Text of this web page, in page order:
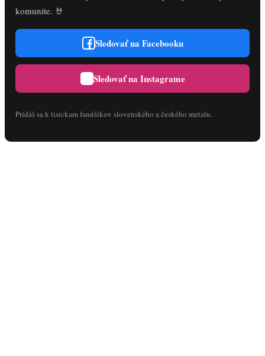
komunite. 🤘
Sledovať na Facebooku
Sledovať na Instagrame
Pridáš sa k tisíckam fanúšikov slovenského a českého metalu.